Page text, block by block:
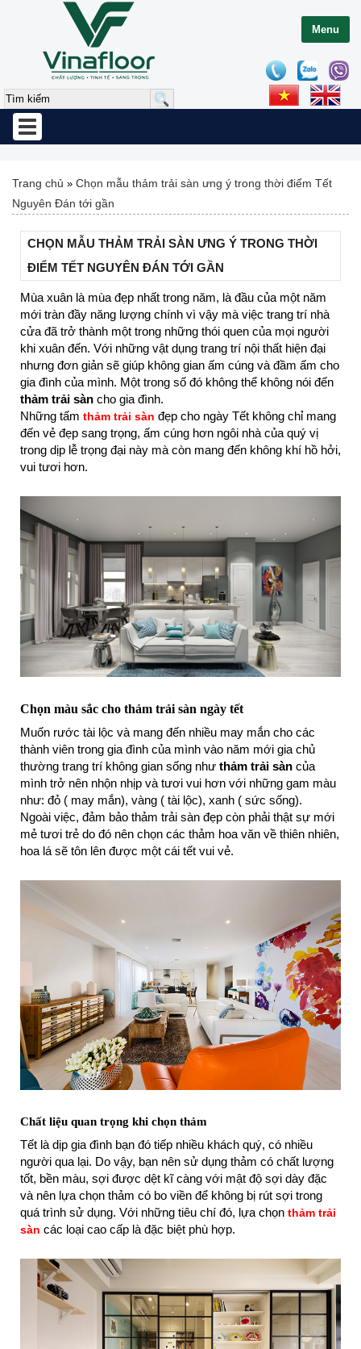
Menu
Toggle
navigation
Trang chủ » Chọn mẫu thảm trải sàn ưng ý trong thời điểm Tết
Nguyên Đán tới gần
CHỌN MẪU THẢM TRẢI SÀN ƯNG Ý TRONG THỜI
ĐIỂM TẾT NGUYÊN ĐÁN TỚI GẦN
Mùa xuân là mùa đẹp nhất trong năm, là đầu của một năm
mới tràn đầy năng lượng chính vì vậy mà việc trang trí nhà
cửa đã trở thành một trong những thói quen của mọi người
khi xuân đến. Với những vật dụng trang trí nội thất hiện đại
nhưng đơn giản sẽ giúp không gian ấm cúng và đầm ấm cho
gia đình của mình. Một trong số đó không thể không nói đến
thảm trải sàn cho gia đình.
Những tấm thảm trải sàn đẹp cho ngày Tết không chỉ mang
đến vẻ đẹp sang trọng, ấm cúng hơn ngôi nhà của quý vị
trong dịp lễ trọng đại này mà còn mang đến không khí hồ hởi,
vui tươi hơn.
Chọn màu sắc cho thảm trải sàn ngày tết
Muốn rước tài lộc và mang đến nhiều may mắn cho các
thành viên trong gia đình của mình vào năm mới gia chủ
thường trang trí không gian sống như thảm trải sàn của
mình trở nên nhộn nhịp và tươi vui hơn với những gam màu
như: đỏ ( may mắn), vàng ( tài lộc), xanh ( sức sống).
Ngoài việc, đảm bảo thảm trải sàn đẹp còn phải thật sự mới
mẻ tươi trẻ do đó nên chọn các thảm hoa văn về thiên nhiên,
hoa lá sẽ tôn lên được một cái tết vui vẻ.
Chất liệu quan trọng khi chọn thảm
Tết là dịp gia đình bạn đó tiếp nhiều khách quý, có nhiều
người qua lại. Do vậy, bạn nên sử dụng thảm có chất lượng
tốt, bền màu, sợi được dệt kĩ càng với mật độ sợi dày đặc
và nên lựa chọn thảm có bo viền để không bị rút sợi trong
quá trình sử dụng. Với những tiêu chí đó, lựa chọn thảm trải
sàn các loại cao cấp là đặc biệt phù hợp.